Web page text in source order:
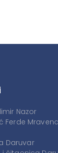
Nazor
Ferde
Daruvar